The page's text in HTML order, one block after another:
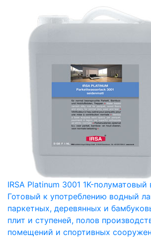
IRSA Platinum 3001 1K-
Готовый к употреблению водный
паркетных, деревянных и
плит и ступеней, полов
помещений и спортивных